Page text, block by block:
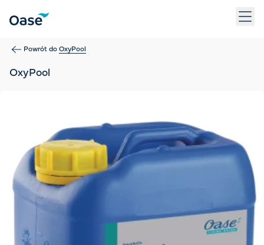
Powrót do OxyPool
OxyPool